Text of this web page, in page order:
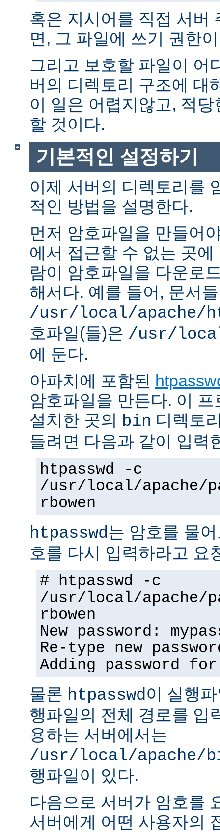
혹은 지시어를 직접 서버
면, 그 파일에 쓰기 권한
그리고 보호할 파일이 어
버의 디렉토리 구조에 대
이 일은 어렵지않고, 적
할 것이다.
기본적인 설정하기
이제 서버의 디렉토리를
적인 방법을 설명한다.
먼저 암호파일을 만들어
에서 접근할 수 없는 곳
람이 암호파일을 다운로
해서다. 예를 들어, 문서
/usr/local/apache/
호파일(들)은 /usr/
에 둔다.
아파치에 포함된
암호파일을 만든다. 이
설치한 곳의 bin 디렉토
들려면 다음과 같이 입력
htpasswd -c
/usr/local/apache/
rbowen
htpasswd는 암호를 물
호를 다시 입력하라고 요
# htpasswd -c
/usr/local/apache/
rbowen
New password:
Re-type new
Adding password
물론 htpasswd이 실행
행파일의 전체 경로를 입
용하는 서버에서는
/usr/local/apache/
행파일이 있다.
다음으로 서버가 암호를
서버에게 어떤 사용자의